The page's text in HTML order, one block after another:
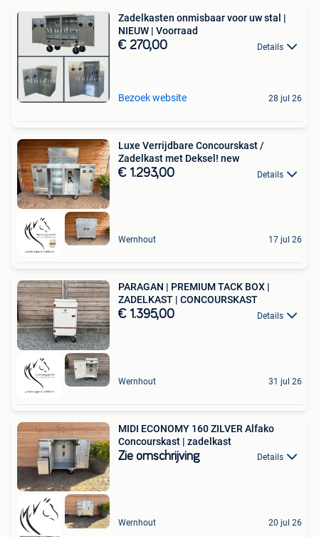
Zadelkasten onmisbaar voor uw stal |
NIEUW | Voorraad
€ 270,00 Details
Bezoek website 28 jul 26
Luxe Verrijdbare Concourskast /
Zadelkast met Deksel! new
€ 1.293,00 Details
Wernhout 17 jul 26
PARAGAN | PREMIUM TACK BOX |
ZADELKAST | CONCOURSKAST
€ 1.395,00 Details
Wernhout 31 jul 26
MIDI ECONOMY 160 ZILVER Alfako
Concourskast | zadelkast
Zie omschrijving Details
Wernhout 20 jul 26